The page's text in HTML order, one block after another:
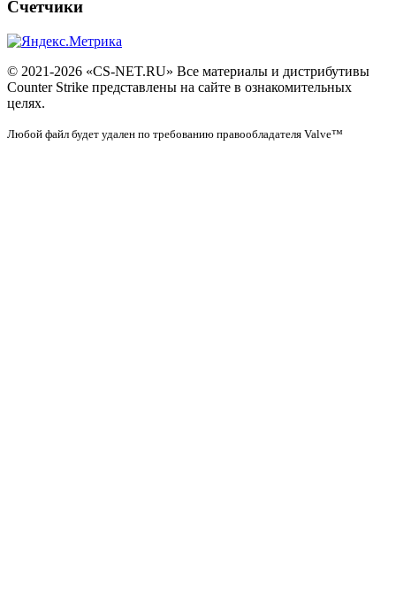
Счетчики
© 2021-2026 «CS-NET.RU» Все материалы и дистрибутивы
Counter Strike представлены на сайте в ознакомительных
целях.
Любой файл будет удален по требованию правообладателя Valve™